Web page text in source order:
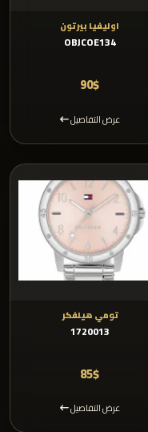
اوليفيا بيرتون
OBJCOE134
90$
عرض التفاصيل
تومي هيلفكر
1720013
85$
عرض التفاصيل